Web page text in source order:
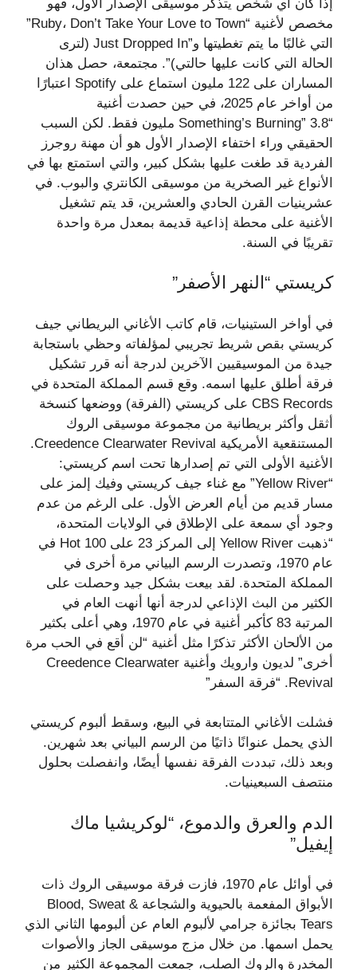
إذا كان أي شخص يتذكر موسيقى الإصدار الأول، فهو
مخصص لأغنية “Ruby، Don’t Take Your Love to Town”
التي غالبًا ما يتم تغطيتها و”Just Dropped In (لترى
الحالة التي كانت عليها حالتي)”. مجتمعة، حصل هذان
المساران على 122 مليون استماع على Spotify اعتبارًا
من أواخر عام 2025، في حين حصدت أغنية
“Something’s Burning” 3.8 مليون فقط. لكن السبب
الحقيقي وراء اختفاء الإصدار الأول هو أن مهنة روجرز
الفردية قد طغت عليها بشكل كبير، والتي استمتع بها في
الأنواع غير الصخرية من موسيقى الكانتري والبوب. في
عشرينيات القرن الحادي والعشرين، قد يتم تشغيل
الأغنية على محطة إذاعية قديمة بمعدل مرة واحدة
تقريبًا في السنة.
كريستي “النهر الأصفر”
في أواخر الستينيات، قام كاتب الأغاني البريطاني جيف
كريستي بقص شريط تجريبي لمؤلفاته وحظي باستجابة
جيدة من الموسيقيين الآخرين لدرجة أنه قرر تشكيل
فرقة أطلق عليها اسمه. وقع قسم المملكة المتحدة في
CBS Records على كريستي (الفرقة) ووضعها كنسخة
أثقل وأكثر بريطانية من مجموعة موسيقى الروك
المستنقعية الأمريكية Creedence Clearwater Revival.
الأغنية الأولى التي تم إصدارها تحت اسم كريستي:
“Yellow River” مع غناء جيف كريستي وفيك إلمز على
مسار قديم من أيام العرض الأول. على الرغم من عدم
وجود أي سمعة على الإطلاق في الولايات المتحدة،
“ذهبت Yellow River إلى المركز 23 على Hot 100 في
عام 1970، وتصدرت الرسم البياني مرة أخرى في
المملكة المتحدة. لقد بيعت بشكل جيد وحصلت على
الكثير من البث الإذاعي لدرجة أنها أنهت العام في
المرتبة 83 كأكبر أغنية في عام 1970، وهي أعلى بكثير
من الألحان الأكثر تذكرًا مثل أغنية “لن أقع في الحب مرة
أخرى” لديون وارويك وأغنية Creedence Clearwater
Revival. “فرقة السفر”
فشلت الأغاني المتتابعة في البيع، وسقط ألبوم كريستي
الذي يحمل عنوانًا ذاتيًا من الرسم البياني بعد شهرين.
وبعد ذلك، تبددت الفرقة نفسها أيضًا، وانفصلت بحلول
منتصف السبعينيات.
الدم والعرق والدموع، “لوكريشيا ماك
إيفيل”
في أوائل عام 1970، فازت فرقة موسيقى الروك ذات
الأبواق المفعمة بالحيوية والشجاعة Blood, Sweat &
Tears بجائزة جرامي لألبوم العام عن ألبومها الثاني الذي
يحمل اسمها. من خلال مزج موسيقى الجاز والأصوات
المخدرة والروك الصلب، جمعت المجموعة الكثير من